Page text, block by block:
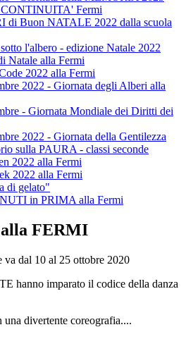
CONTINUITA' Fermi
di Buon NATALE 2022 dalla scuola
l'albero - edizione Natale 2022
Natale alla Fermi
2022 alla Fermi
2022 - Giornata degli Alberi alla
- Giornata Mondiale dei Diritti dei
2022 - Giornata della Gentilezza
sulla PAURA - classi seconde
2022 alla Fermi
2022 alla Fermi
di gelato"
in PRIMA alla Fermi
alla FERMI
dal 10 al 25 ottobre 2020
hanno imparato il codice della danza
divertente coreografia....